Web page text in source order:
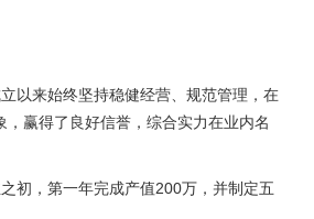
以来始终坚持稳健经营、规范管理，在
，赢得了良好信誉，综合实力在业内名
初，第一年完成产值200万，并制定五